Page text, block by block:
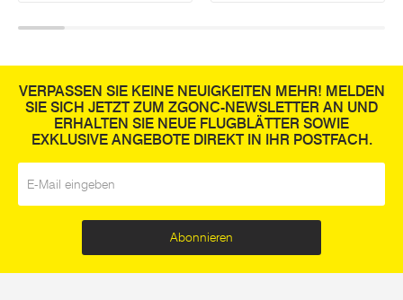
VERPASSEN SIE KEINE NEUIGKEITEN MEHR! MELDEN
SIE SICH JETZT ZUM ZGONC-NEWSLETTER AN UND
ERHALTEN SIE NEUE FLUGBLÄTTER SOWIE
EXKLUSIVE ANGEBOTE DIREKT IN IHR POSTFACH.
Abonnieren